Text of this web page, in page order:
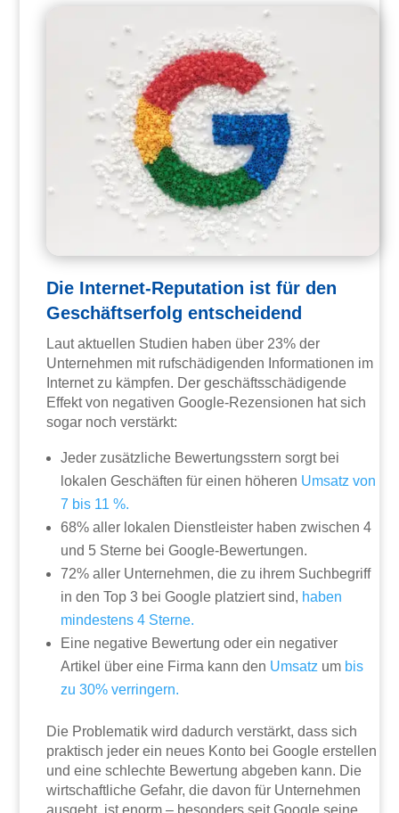
Die Internet-Reputation ist für den
Geschäftserfolg entscheidend
Laut aktuellen Studien haben über 23% der
Unternehmen mit rufschädigenden Informationen im
Internet zu kämpfen. Der geschäftsschädigende
Effekt von negativen Google-Rezensionen hat sich
sogar noch verstärkt:
Jeder zusätzliche Bewertungsstern sorgt bei
lokalen Geschäften für einen höheren Umsatz von
7 bis 11 %.
68% aller lokalen Dienstleister haben zwischen 4
und 5 Sterne bei Google-Bewertungen.
72% aller Unternehmen, die zu ihrem Suchbegriff
in den Top 3 bei Google platziert sind, haben
mindestens 4 Sterne.
Eine negative Bewertung oder ein negativer
Artikel über eine Firma kann den Umsatz um bis
zu 30% verringern.
Die Problematik wird dadurch verstärkt, dass sich
praktisch jeder ein neues Konto bei Google erstellen
und eine schlechte Bewertung abgeben kann. Die
wirtschaftliche Gefahr, die davon für Unternehmen